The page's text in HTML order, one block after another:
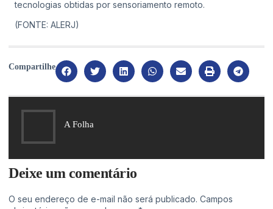
tecnologias obtidas por sensoriamento remoto.
(FONTE: ALERJ)
Compartilhe
A Folha
Deixe um comentário
O seu endereço de e-mail não será publicado. Campos